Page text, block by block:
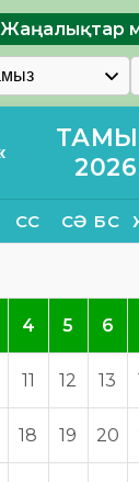
Жаңалықтар
2026
СС СӘ БС
4 5 6
11 12 13
18 19 20